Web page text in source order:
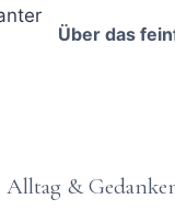
Über das
Alltag &